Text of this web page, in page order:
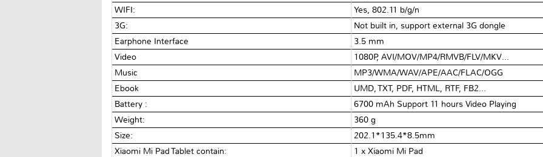
WIFI:
Yes, 802.11 b/g/n
3G:
Not built in, support external 3G dongle
Earphone Interface
3.5 mm
Video
1080P, AVI/MOV/MP4/RMVB/FLV/MKV…
Music
MP3/WMA/WAV/APE/AAC/FLAC/OGG
Ebook
UMD, TXT, PDF, HTML, RTF, FB2…
Battery :
6700 mAh Support 11 hours Video Playing
Weight:
360 g
Size:
202.1*135.4*8.5mm
Xiaomi Mi Pad Tablet contain:
1 x Xiaomi Mi Pad